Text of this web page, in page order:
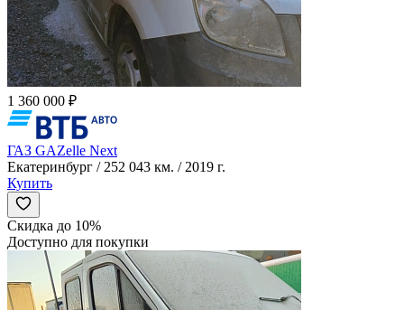
1 360 000 ₽
ГАЗ GAZelle Next
Екатеринбург / 252 043 км. / 2019 г.
Купить
Скидка до 10%
Доступно для покупки